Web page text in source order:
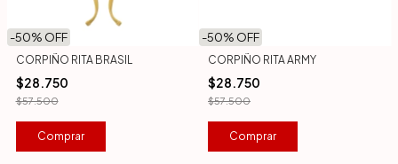
-50% OFF
CORPIÑO RITA BRASIL
$28.750
$57.500
Comprar
-50% OFF
CORPIÑO RITA ARMY
$28.750
$57.500
Comprar